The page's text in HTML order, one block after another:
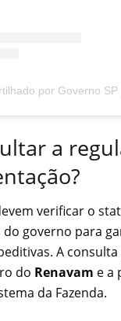
por Governo
a
verificar o
do governo para
A
do Renavam e a
da Fazenda.